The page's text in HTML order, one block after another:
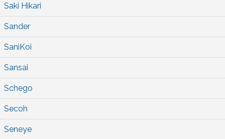
Saki Hikari
Sander
SaniKoi
Sansai
Schego
Secoh
Seneye